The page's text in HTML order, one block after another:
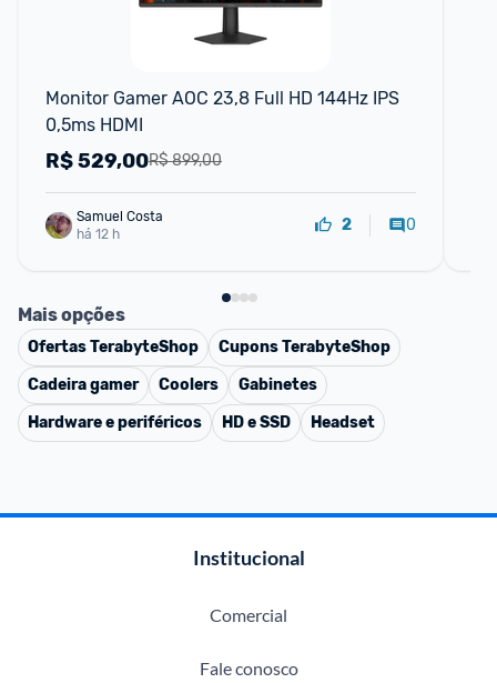
Monitor Gamer AOC 23,8 Full HD 144Hz IPS
0,5ms HDMI
R$ 899,00
R$529,00
Samuel Costa
há 12 h
2 0
Mais opções
OfertasTerabyteShop CuponsTerabyteShop
Cadeira gamer
Coolers
Gabinetes
Hardware e periféricos
HD e SSD Headset
Institucional
Comercial
Fale conosco